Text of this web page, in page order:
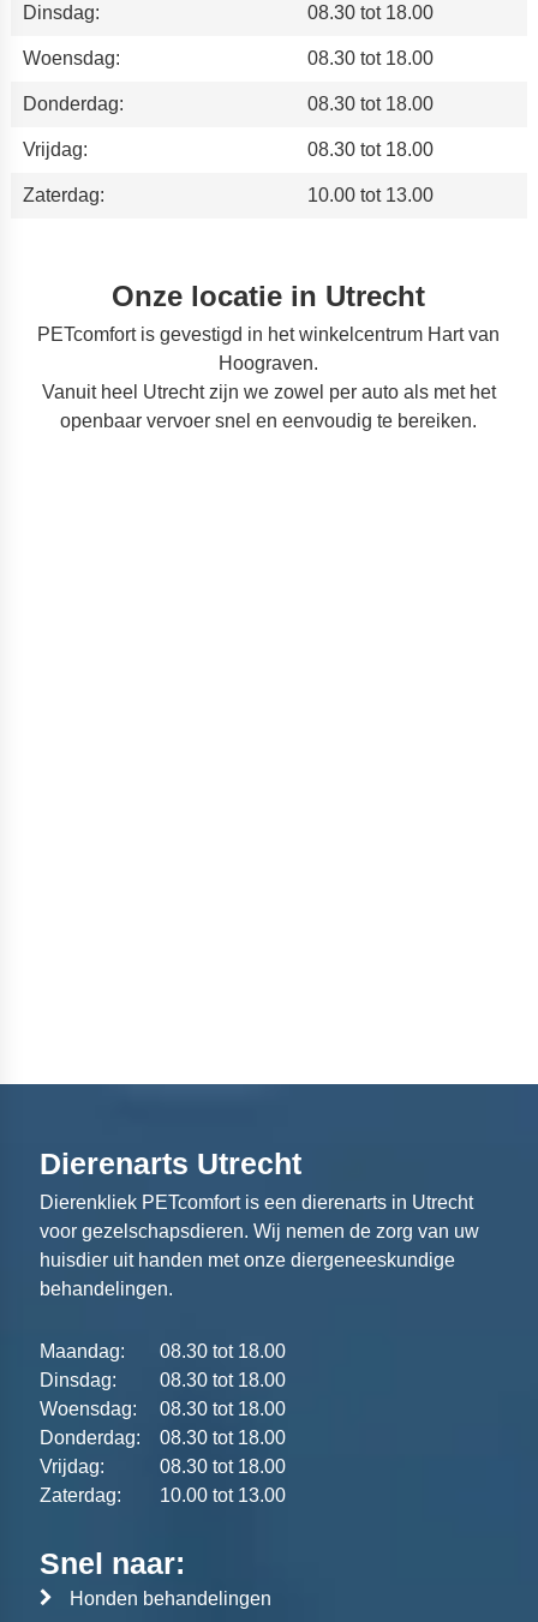
Dinsdag: 08.30 tot 18.00
Woensdag: 08.30 tot 18.00
Donderdag: 08.30 tot 18.00
Vrijdag: 08.30 tot 18.00
Zaterdag: 10.00 tot 13.00
Onze locatie in Utrecht
PETcomfort is gevestigd in het winkelcentrum Hart van
Hoograven.
Vanuit heel Utrecht zijn we zowel per auto als met het
openbaar vervoer snel en eenvoudig te bereiken.
Dierenarts Utrecht
Dierenkliek PETcomfort is een dierenarts in Utrecht
voor gezelschapsdieren. Wij nemen de zorg van uw
huisdier uit handen met onze diergeneeskundige
behandelingen.
Maandag:
08.30 tot 18.00
Dinsdag:
08.30 tot 18.00
Woensdag:
08.30 tot 18.00
Donderdag:
08.30 tot 18.00
Vrijdag:
08.30 tot 18.00
Zaterdag:
10.00 tot 13.00
Snel naar:
Honden behandelingen